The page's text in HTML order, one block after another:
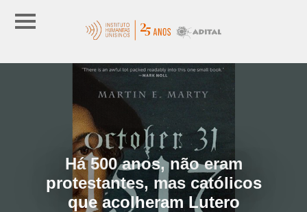
Há 500 anos, não eram
protestantes, mas católicos
que acolheram Lutero